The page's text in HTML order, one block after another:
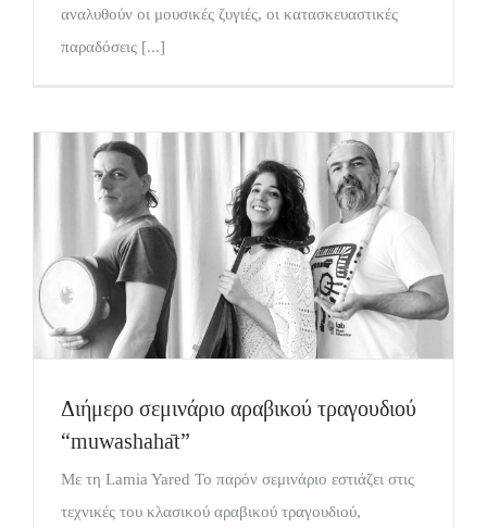
αναλυθούν οι μουσικές ζυγιές, οι κατασκευαστικές
παραδόσεις [...]
Διήμερο σεμινάριο αραβικού τραγουδιού
“muwashahāt”
Με τη Lamia Yared Το παρόν σεμινάριο εστιάζει στις
τεχνικές του κλασικού αραβικού τραγουδιού,